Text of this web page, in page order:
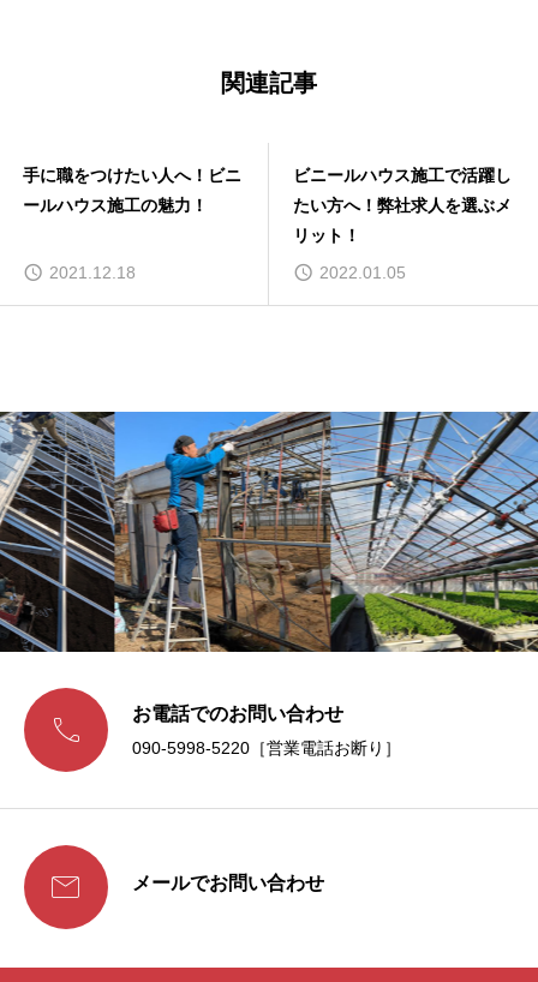
関連記事
手に職をつけたい人へ！ビニ
ールハウス施工の魅力！
2021.12.18
ビニールハウス施工で活躍し
たい方へ！弊社求人を選ぶメ
リット！
2022.01.05
 お電話でのお問い合わせ
090-5998-5220［営業電話お断り］
 メールでお問い合わせ